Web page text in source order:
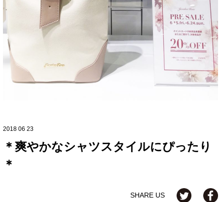
2018 06 23
＊爽やかなシャツスタイルにぴったり
＊
SHARE US